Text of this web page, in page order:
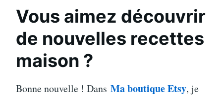
Vous aimez découvrir
de nouvelles recettes
maison ?
Bonne nouvelle ! Dans Ma boutique Etsy, je